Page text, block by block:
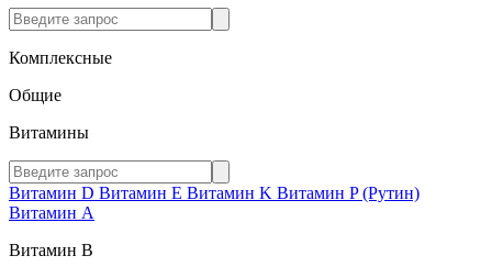
Комплексные
Общие
Витамины
Витамин D Витамин E Витамин K Витамин P (Рутин)
Витамин А
Витамин В